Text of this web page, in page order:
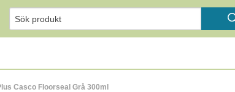
Casco Floorseal Grå 300ml